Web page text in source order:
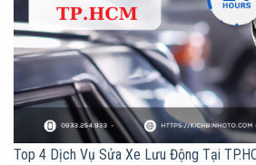
Top 4 Dịch Vụ Sửa Xe Lưu Động Tại